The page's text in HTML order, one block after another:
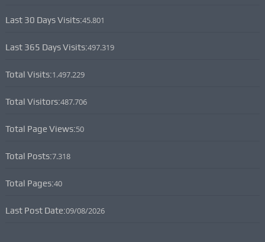
Last 30 Days Visits:45.801
Last 365 Days Visits:497.319
Total Visits:1.497.229
Total Visitors:487.706
Total Page Views:50
Total Posts:7.318
Total Pages:40
Last Post Date:09/08/2026